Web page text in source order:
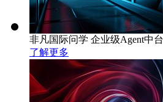
非凡国际问学 企业级Agent中台
了解更多